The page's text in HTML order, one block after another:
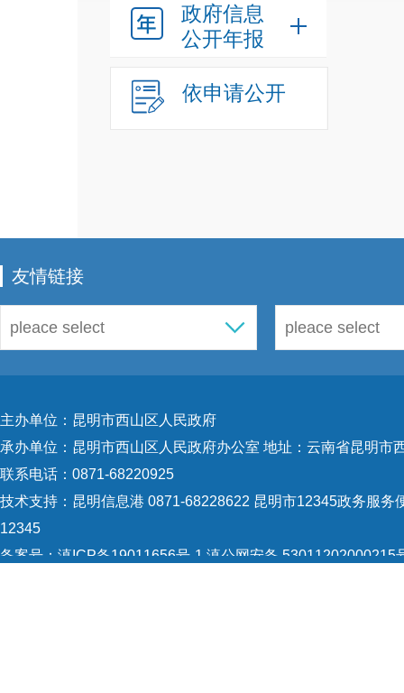
政府信息
公开年报
依申请公开
友情链接
主办单位：昆明市西山区人民政府
承办单位：昆明市西山区人民政府办公室 地址：云南省昆明市
联系电话：0871-68220925
技术支持： 昆明信息港 0871-68228622 昆明市12345政务服务
12345
备案号： 滇ICP备19011656号-1 滇公网安备 53011202000215